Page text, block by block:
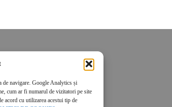
de navigare. Google Analytics și
cum ar fi numarul de vizitatori pe site
acord cu utilizarea acestui tip de